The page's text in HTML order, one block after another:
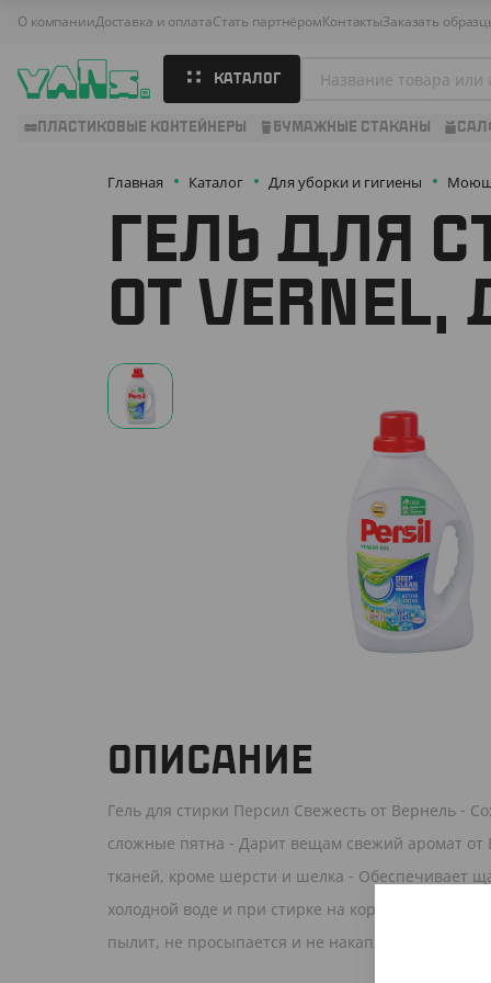
О компанииДоставка и оплатаСтать партнёромКонтактыЗаказать
КАТАЛОГ
ПЛАСТИКОВЫЕ КОНТЕЙНЕРЫ БУМАЖНЫЕ СТАКАНЫ
Главная Каталог Для уборки и гигиены
ГЕЛЬ ДЛЯ
ОТ
ОПИСАНИЕ
Гель для стирки Персил Свежесть от Вернель -
сложные пятна - Дарит вещам свежий аромат от
тканей, кроме шерсти и шелка - Обеспечивает
холодной воде и при стирке на коротких циклах
пылит, не просыпается и не накапливается в